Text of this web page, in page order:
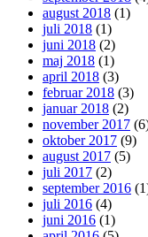
august 2018 (1)
juli 2018 (1)
juni 2018 (2)
maj 2018 (1)
april 2018 (3)
februar 2018 (3)
januar 2018 (2)
november 2017
oktober 2017 (9)
august 2017 (5)
juli 2017 (2)
september 2016
juli 2016 (4)
juni 2016 (1)